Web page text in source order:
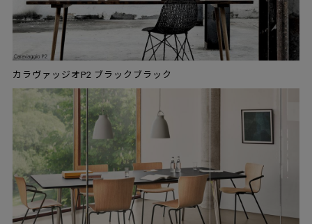
カラヴァッジオP2 ブラックブラック